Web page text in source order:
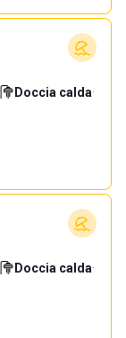
Doccia calda·
Doccia calda·